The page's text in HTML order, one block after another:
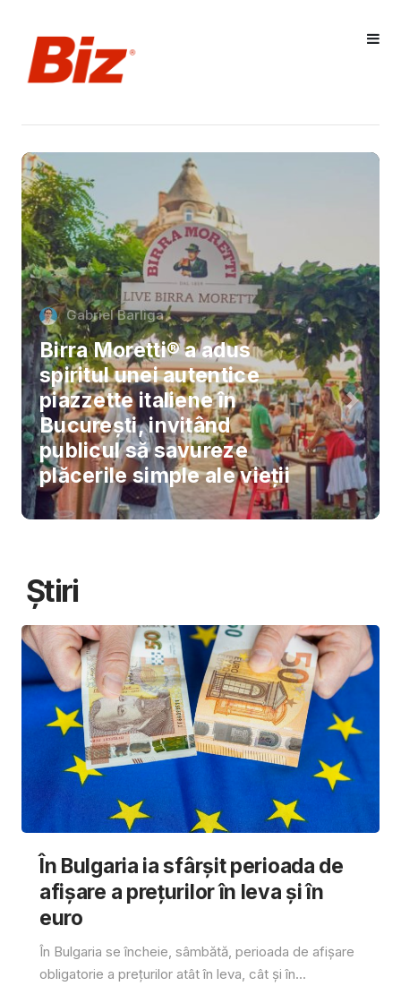
Gabriel Barliga
Birra Moretti® a adus
spiritul unei autentice
piazzette italiene în
București, invitând
publicul să savureze
plăcerile simple ale vieții
Știri
În Bulgaria ia sfârşit perioada de
afișare a prețurilor în ​​leva și în
euro
În Bulgaria se încheie, sâmbătă, perioada de afișare
obligatorie a prețurilor atât în ​​leva, cât și în...